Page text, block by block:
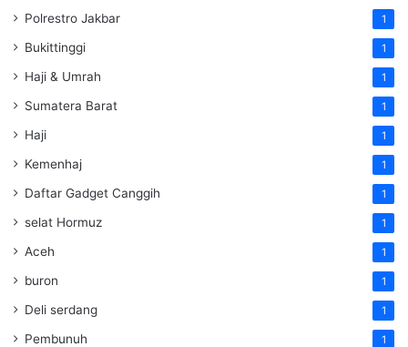
Polrestro Jakbar 1
Bukittinggi 1
Haji & Umrah 1
Sumatera Barat 1
Haji 1
Kemenhaj 1
Daftar Gadget Canggih 1
selat Hormuz 1
Aceh 1
buron 1
Deli serdang 1
Pembunuh 1